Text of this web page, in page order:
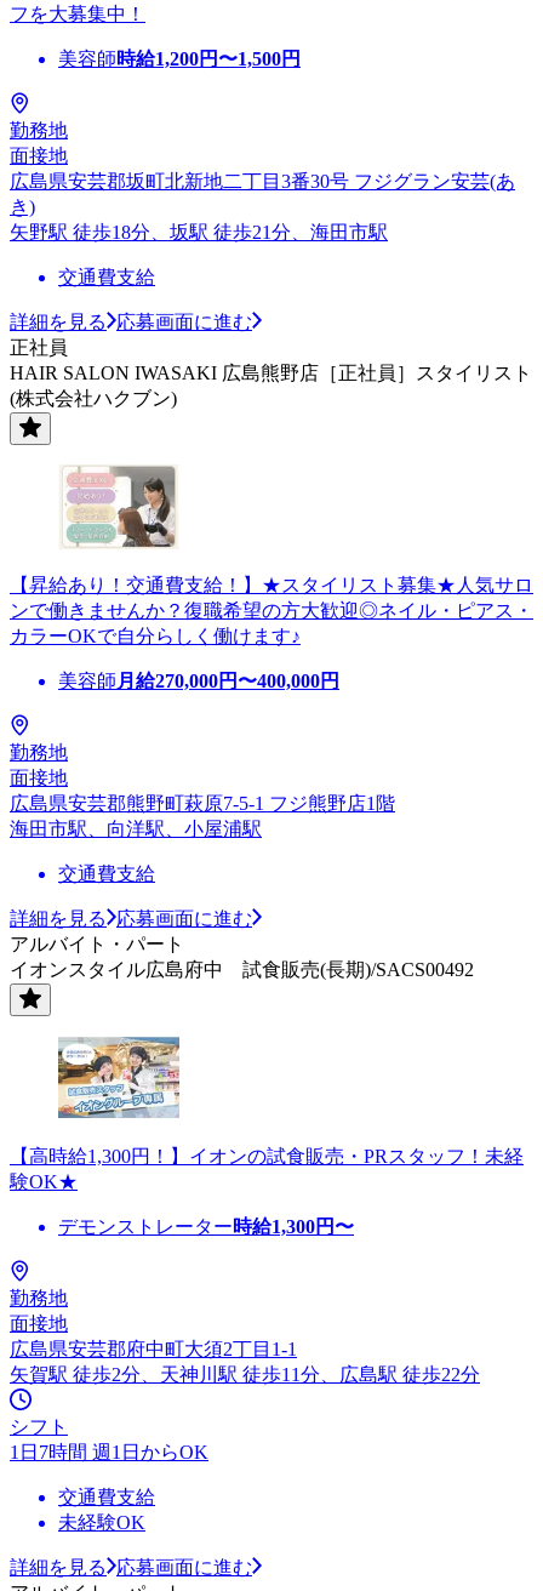
フを大募集中！
美容師時給1,200円〜1,500円
勤務地
面接地
広島県安芸郡坂町北新地二丁目3番30号 フジグラン安芸(あ
き)
矢野駅 徒歩18分、坂駅 徒歩21分、海田市駅
交通費支給
詳細を見る
応募画面に進む
正社員
HAIR SALON IWASAKI 広島熊野店［正社員］スタイリスト
(株式会社ハクブン)
【昇給あり！交通費支給！】★スタイリスト募集★人気サロ
ンで働きませんか？復職希望の方大歓迎◎ネイル・ピアス・
カラーOKで自分らしく働けます♪
美容師 月給270,000円〜400,000円
勤務地
面接地
広島県安芸郡熊野町萩原7-5-1 フジ熊野店1階
海田市駅、向洋駅、小屋浦駅
交通費支給
詳細を見る
応募画面に進む
アルバイト・パート
イオンスタイル広島府中 試食販売(長期)/SACS00492
【高時給1,300円！】イオンの試食販売・PRスタッフ！未経
験OK★
デモンストレーター時給1,300円〜
勤務地
面接地
広島県安芸郡府中町大須2丁目1-1
矢賀駅 徒歩2分、天神川駅 徒歩11分、広島駅 徒歩22分
シフト
1日7時間 週1日からOK
交通費支給
未経験OK
詳細を見る
応募画面に進む